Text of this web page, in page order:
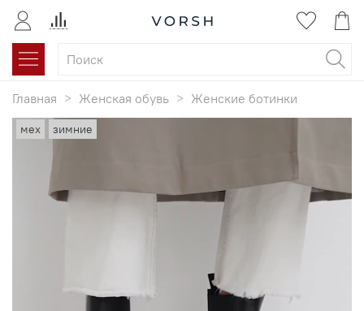
Главная Женская обувь Женские ботинки
мех зимние